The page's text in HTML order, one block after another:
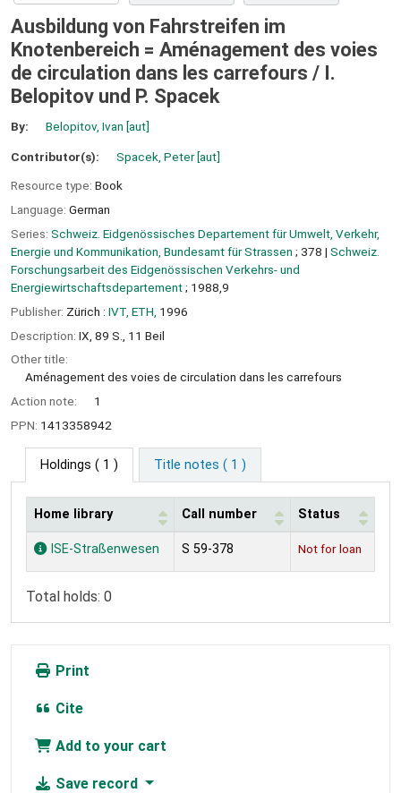
Ausbildung von Fahrstreifen im
Knotenbereich = Aménagement des voies
de circulation dans les carrefours / I.
Belopitov und P. Spacek
By: Belopitov, Ivan [aut]
Contributor(s): Spacek, Peter[aut]
Resource type: Book
Language: German
Series: Schweiz. Eidgenössisches Departement für Umwelt, Verkehr,
Energie und Kommunikation, Bundesamt für Strassen ; 378 | Schweiz.
Forschungsarbeit des Eidgenössischen Verkehrs- und
Energiewirtschaftsdepartement; 1988,9
Publisher: Zürich : IVT, ETH, 1996
Description: IX, 89 S., 11 Beil
Other title:
Aménagement des voies de circulation dans les carrefours
Action note:
1
PPN: 1413358942
Holdings ( 1 ) Title notes ( 1 )
Holdings
Home library Call number Status
ISE-Straßenwesen S 59-378 Not for loan
Total holds: 0
Print
Cite
Add to your cart
Save record